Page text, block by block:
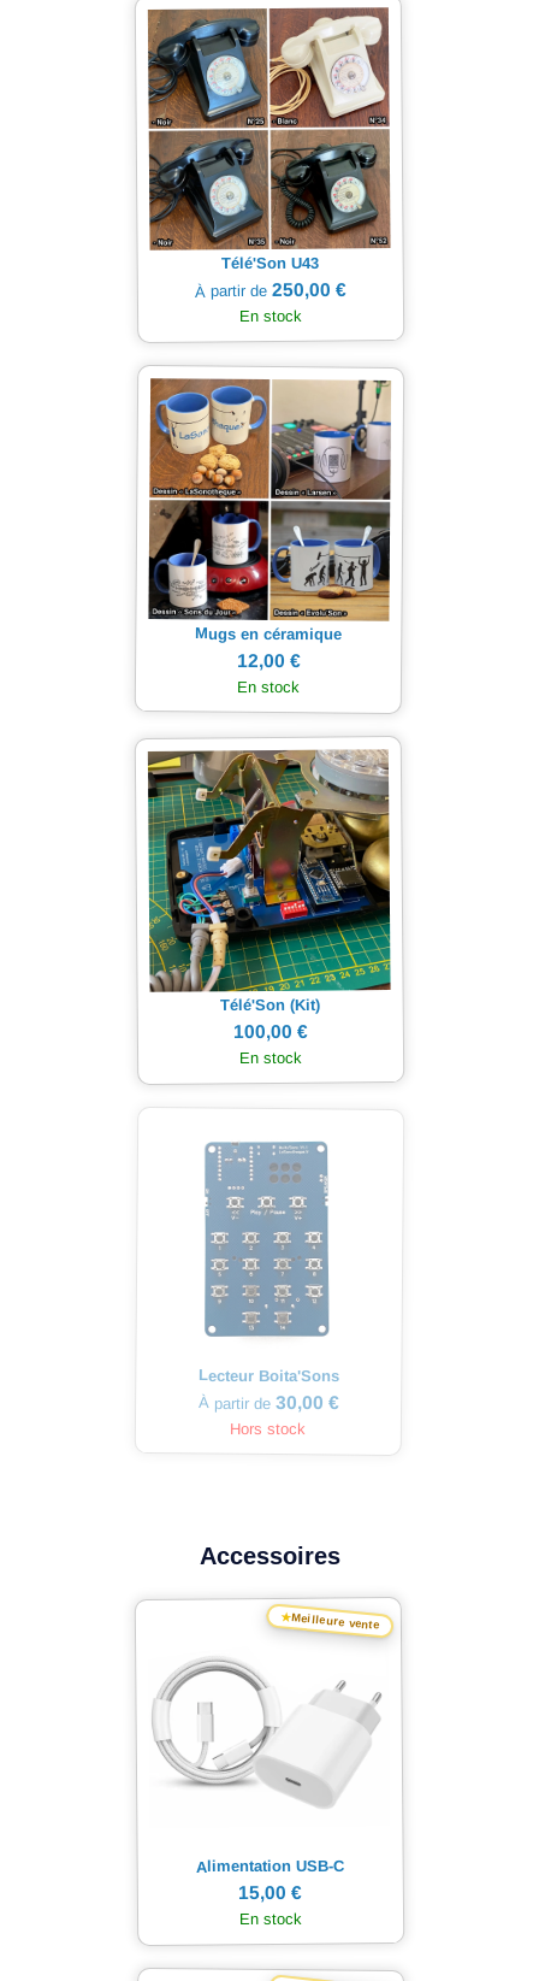
Télé'Son U43
À partir de 250,00 €
En stock
Mugs en céramique
12,00 €
En stock
Télé'Son (Kit)
100,00 €
En stock
Lecteur Boita'Sons
À partir de 30,00 €
Hors stock
Accessoires
★Meilleure vente
Alimentation USB-C
15,00 €
En stock